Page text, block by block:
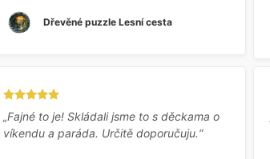
Dřevěné puzzle Lesní cesta
„Fajné to je! Skládali jsme to s děckama o
víkendu a paráda. Určitě doporučuju.“